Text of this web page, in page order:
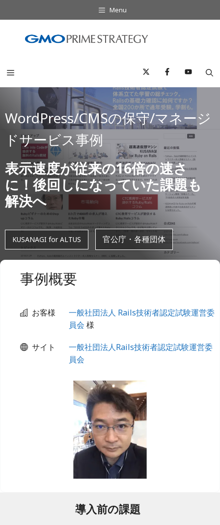
ン
プ
Menu
Menu
WordPress/CMSの保守/マネージ
ドサービス事例
表示速度が従来の16倍の速さ
に！後回しになっていた課題も
解決へ
KUSANAGI for ALTUS 官公庁・各種団体
事例概要
お客様
一般社団法人 Rails技術者認定試験運営委
員会 様
サイト
一般社団法人Rails技術者認定試験運営委
員会
導入前の課題